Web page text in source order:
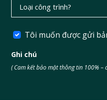
vật liệu công nghiệp được
góc độ chuyên môn,
Tôi muốn được gửi
Ghi chú
( Cam kết bảo mật thông tin 100%